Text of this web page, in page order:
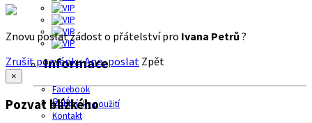
Informace
Facebook
O nás
Podmínky použití
Kontakt
Znovu poslat žádost o přátelství pro Ivana Petrů ?
Zrušit pozvánkuAno, poslat Zpět
×
Pozvat blízkého